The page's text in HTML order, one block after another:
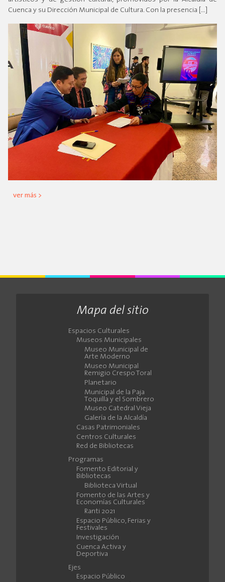
Cuenca y su Dirección Municipal de Cultura. Con la presencia […]
ver más >
Mapa del sitio
Espacios Culturales
Museos Municipales
Museo Municipal de
Arte Moderno
Museo Municipal
Remigio Crespo Toral
Planetario
Municipal de la Paja
Toquilla y el Sombrero
Museo Catedral Vieja
Galería de la Alcaldía
Casas Patrimoniales
Centros Culturales
Red de Bibliotecas
Programas
Fomento Editorial y
Bibliotecas
Biblioteca Virtual
Fomento de las Artes y
Economías Culturales
Ranti 2021
Espacio Público, Ferias y
Festivales
Investigación
Cuenca Activa y
Deportiva
Ejes
Espacio Público